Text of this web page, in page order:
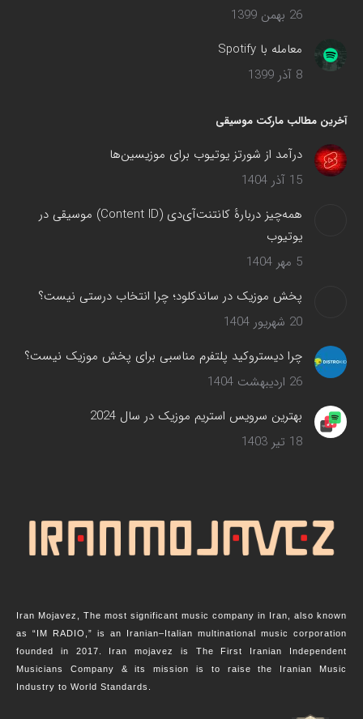
26 بهمن 1399
معامله با Spotify
8 آذر 1399
آخرین مطالب مارکت موسیقی
درآمد از شورتز یوتیوب برای موزیسین‌ها
15 آذر 1404
همه‌چیز دربارهٔ کانتنت‌آی‌دی (Content ID) موسیقی در
یوتیوب
5 مهر 1404
پخش موزیک در ساندکلود؛ چرا انتخاب درستی نیست؟
20 شهریور 1404
چرا دیستروکید پلتفرم مناسبی برای پخش موزیک نیست؟
26 اردیبهشت 1404
بهترین سرویس‌ استریم موزیک در سال 2024
18 تیر 1403
Iran Mojavez, The most significant music company in Iran, also known
as “IM RADIO,” is an Iranian–Italian multinational music corporation
founded in 2017. Iran mojavez is The First Iranian Independent
Musicians Company & its mission is to raise the Iranian Music
Industry to World Standards.